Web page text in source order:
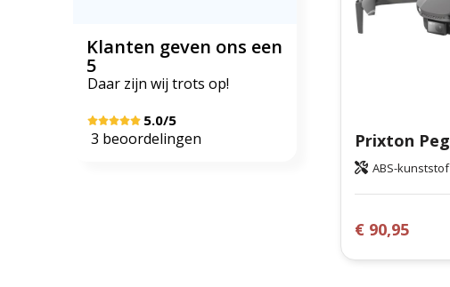
Klanten geven ons een
5
Daar zijn wij trots op!
5.0/5
3 beoordelingen
ABS-kunststof
€ 90,95